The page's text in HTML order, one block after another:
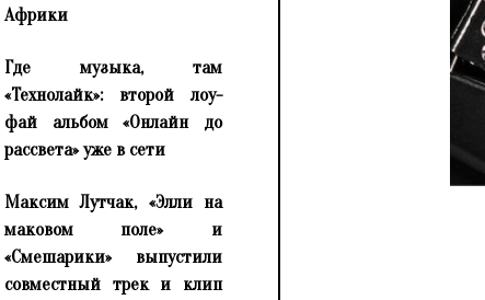
Африки
Где музыка, там
«Технолайк»: второй лоу-
фай альбом «Онлайн до
рассвета» уже в сети
Максим Лутчак, «Элли на
маковом поле» и
«Смешарики» выпустили
совместный трек и клип